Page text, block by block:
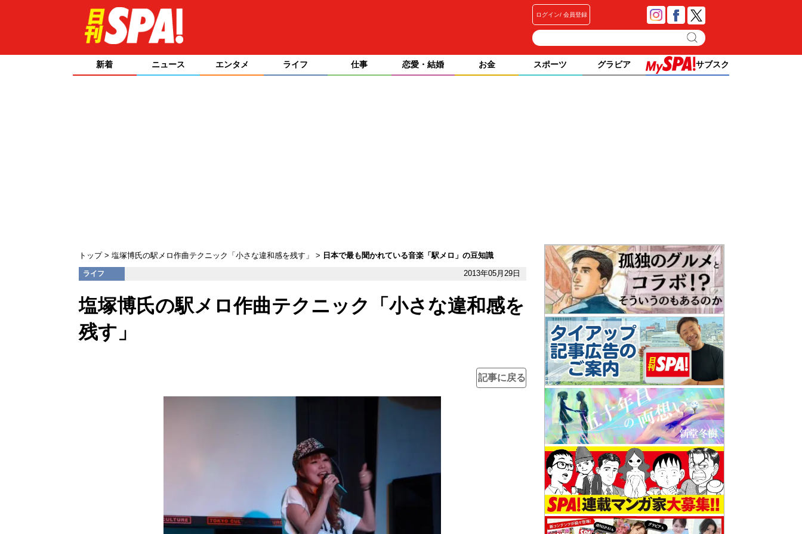
ログイン 会員登録
新着 ニュース エンタメ ライフ 仕事 恋愛・結婚 お金 スポーツ グラビア サブスク
トップ 塩塚博氏の駅メロ作曲テクニック「小さな違和感を残す」 日本で最も聞かれている音楽「駅メロ」の豆知識
ライフ 2013年05月29日
塩塚博氏の駅メロ作曲テクニック「小さな違和感を
残す」
記事に戻る